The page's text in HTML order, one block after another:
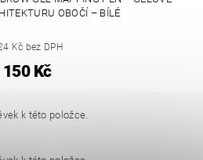
OBOČÍ – BÍLÉ
Kč bez DPH
150 Kč
k této položce.